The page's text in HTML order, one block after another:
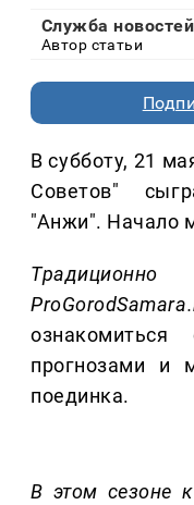
Служба новостей
Автор статьи
В субботу, 21
Советов"
"Анжи". Начало
ознакомиться
прогнозами и
поединка.
В этом сезоне